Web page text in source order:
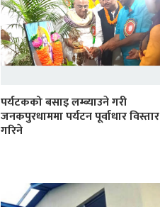
पर्यटकको बसाइ लम्ब्याउने गरी
जनकपुरधाममा पर्यटन पूर्वाधार विस्तार
गरिने